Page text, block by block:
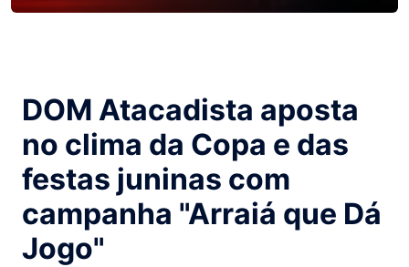
DOM Atacadista aposta
no clima da Copa e das
festas juninas com
campanha "Arraiá que Dá
Jogo"